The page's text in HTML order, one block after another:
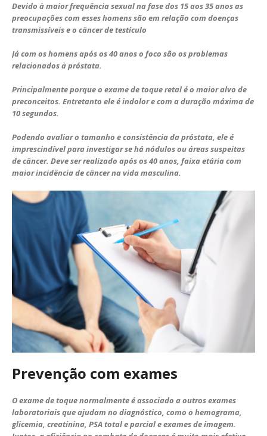
Devido à maior frequência sexual na fase dos 15 aos 35 anos as
preocupações com esses homens são em relação com doenças
transmissíveis e o câncer de testículo
Já com os homens após os 40 anos o foco são os problemas
relacionados à próstata.
Principalmente porque o exame de toque retal é o maior alvo de
preconceitos. Entretanto ele é indolor e com a duração máxima de
10 segundos.
Podendo avaliar o tamanho e consistência da próstata, ele é
imprescindível para investigar se há nódulos ou áreas suspeitas
de câncer. Deve ser realizado após os 40 anos, faixa etária com
maior incidência de câncer na vida masculina.
Prevenção com exames
O exame de toque normalmente é associado a outros exames
laboratoriais que ajudam no diagnóstico, como o hemograma,
glicemia, creatinina, PSA total e parcial e exames de imagem.